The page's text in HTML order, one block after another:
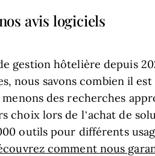
avis logiciels
gestion hôtelière depuis
nous savons combien il
menons des recherches
choix lors de l’achat de
outils pour différents
comment nous